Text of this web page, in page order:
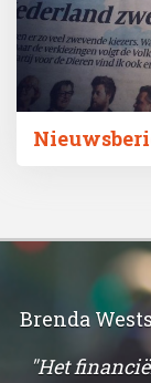
Brenda
"Het